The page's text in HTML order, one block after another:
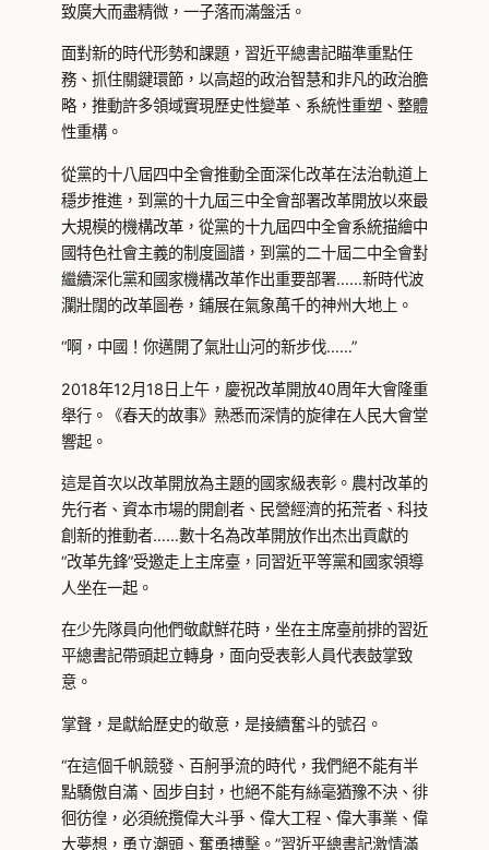
致廣大而盡精微，一子落而滿盤活。
面對新的時代形勢和課題，習近平總書記瞄準重點任
務、抓住關鍵環節，以高超的政治智慧和非凡的政治膽
略，推動許多領域實現歷史性變革、系統性重塑、整體
性重構。
從黨的十八屆四中全會推動全面深化改革在法治軌道上
穩步推進，到黨的十九屆三中全會部署改革開放以來最
大規模的機構改革，從黨的十九屆四中全會系統描繪中
國特色社會主義的制度圖譜，到黨的二十屆二中全會對
繼續深化黨和國家機構改革作出重要部署……新時代波
瀾壯闊的改革圖卷，鋪展在氣象萬千的神州大地上。
“啊，中國！你邁開了氣壯山河的新步伐……”
2018年12月18日上午，慶祝改革開放40周年大會隆重
舉行。《春天的故事》熟悉而深情的旋律在人民大會堂
響起。
這是首次以改革開放為主題的國家級表彰。農村改革的
先行者、資本市場的開創者、民營經濟的拓荒者、科技
創新的推動者……數十名為改革開放作出杰出貢獻的
“改革先鋒”受邀走上主席臺，同習近平等黨和國家領導
人坐在一起。
在少先隊員向他們敬獻鮮花時，坐在主席臺前排的習近
平總書記帶頭起立轉身，面向受表彰人員代表鼓掌致
意。
掌聲，是獻給歷史的敬意，是接續奮斗的號召。
“在這個千帆競發、百舸爭流的時代，我們絕不能有半
點驕傲自滿、固步自封，也絕不能有絲毫猶豫不決、徘
徊彷徨，必須統攬偉大斗爭、偉大工程、偉大事業、偉
大夢想，勇立潮頭、奮勇搏擊。”習近平總書記激情滿